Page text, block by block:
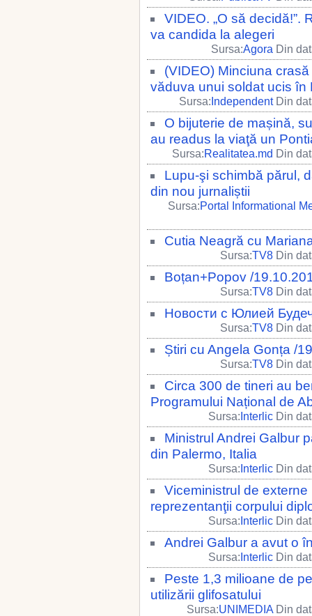
VIDEO. „O să decidă!”.
va candida la alegeri
Sursa:Agora Din
(VIDEO) Minciuna
văduva unui soldat ucis în
Sursa: IndependentDin
O bijuterie de mașină,
au readus la viaţă un
Sursa:Realitatea.md Din
Lupu-şi schimbă părul,
din nou jurnaliștii
Sursa:Portal Informational
Cutia Neagră cu
Sursa:TV8 Din
Boțan+Popov /
Sursa:TV8 Din
Новости с Юлией
Sursa:TV8 Din
Știri cu Angela Gonța /
Sursa:TV8 Din
Circa 300 de tineri au
Programului Național de
Sursa: Interlic Din
Ministrul Andrei Galbur
din Palermo, Italia
Sursa: Interlic Din
Viceministrul de
reprezentanţii corpului
Sursa: Interlic Din
Andrei Galbur a avut o
Sursa: Interlic Din
Peste 1,3 milioane de
utilizării glifosatului
Sursa:UNIMEDIA Din